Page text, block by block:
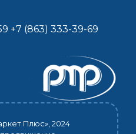
+7 (863) 333-39-69
Плюс», 2024